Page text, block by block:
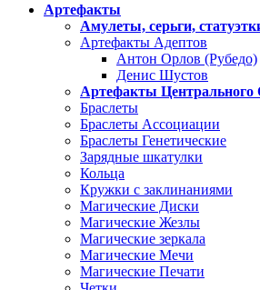
Артефакты
Амулеты, серьги,
Артефакты Адептов
Антон Орлов (Рубедо)
Денис Шустов
Артефакты Центрального
Браслеты
Браслеты Ассоциации
Браслеты Генетические
Зарядные шкатулки
Кольца
Кружки с заклинаниями
Магические Диски
Магические Жезлы
Магические зеркала
Магические Мечи
Магические Печати